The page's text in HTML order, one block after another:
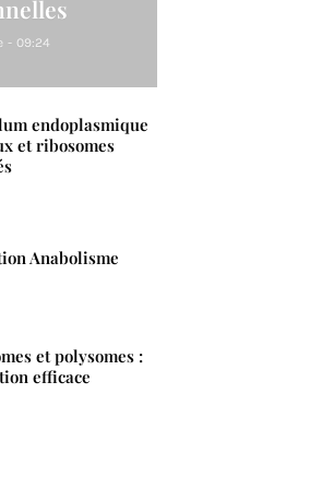
- 09:24
endoplasmique
et ribosomes
Anabolisme
et polysomes :
efficace